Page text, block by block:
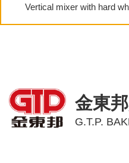
Vertical mixer with hard
金東
G.T.P.